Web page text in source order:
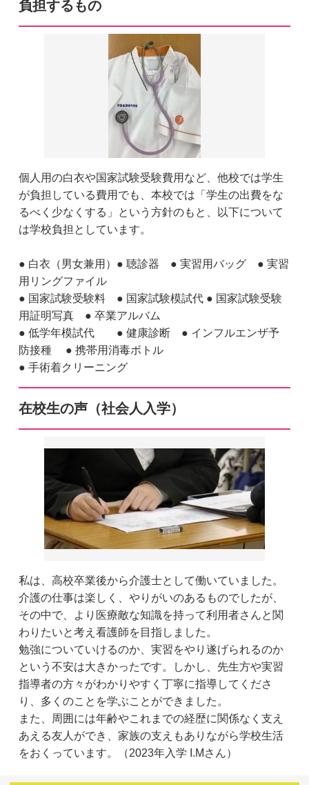
負担するもの
個人用の白衣や国家試験受験費用など、他校では学生
が負担している費用でも、本校では「学生の出費をな
るべく少なくする」という方針のもと、以下について
は学校負担としています。
● 白衣（男女兼用）● 聴診器 ● 実習用バッグ ● 実習
用リングファイル
● 国家試験受験料 ● 国家試験模試代 ● 国家試験受験
用証明写真 ● 卒業アルバム
● 低学年模試代 ● 健康診断 ● インフルエンザ予
防接種 ● 携帯用消毒ボトル
● 手術着クリーニング
在校生の声（社会人入学）
私は、高校卒業後から介護士として働いていました。
介護の仕事は楽しく、やりがいのあるものでしたが、
その中で、より医療敵な知識を持って利用者さんと関
わりたいと考え看護師を目指しました。
勉強についていけるのか、実習をやり遂げられるのか
という不安は大きかったです。しかし、先生方や実習
指導者の方々がわかりやすく丁寧に指導してくださ
り、多くのことを学ぶことができました。
また、周囲には年齢やこれまでの経歴に関係なく支え
あえる友人ができ、家族の支えもありながら学校生活
をおくっています。（2023年入学 I.Mさん）